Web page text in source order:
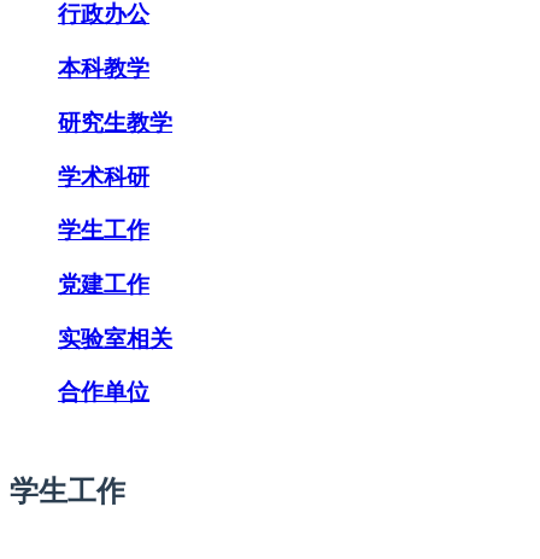
行政办公
本科教学
研究生教学
学术科研
学生工作
党建工作
实验室相关
合作单位
学生工作